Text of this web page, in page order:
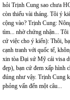
hỏi Trịnh Cung sao chưa
còn thiếu vài tháng. Tôi ý
cộng vào? Trịnh Cung:
tìm... nhờ chứng nhận... Tôi
cứ việc cho ý kiến): Thôi,
cạnh tranh với quốc tế,
xin tòa Đại sứ Mỹ cái visa
đẹp), bạn cứ đem xấp hình
đúng như vậy. Trịnh Cung
phỏng vấn đến một câu...